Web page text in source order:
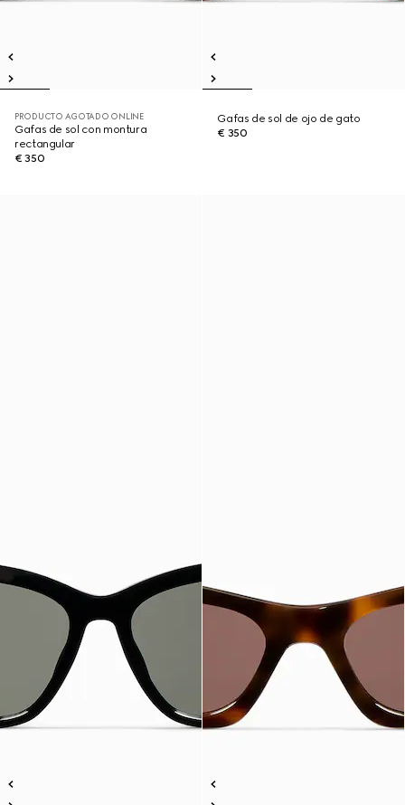
PRODUCTO AGOTADO ONLINE
Gafas de sol con montura
rectangular
€ 350
Gafas de sol de ojo de gato
€ 350